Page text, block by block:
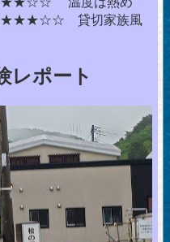
貸切家族風
レポート